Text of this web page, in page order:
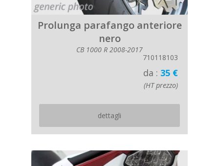
Prolunga parafango anteriore
nero
CB 1000 R 2008-2017
710118103
da : 35 €
(HT prezzo)
dettagli